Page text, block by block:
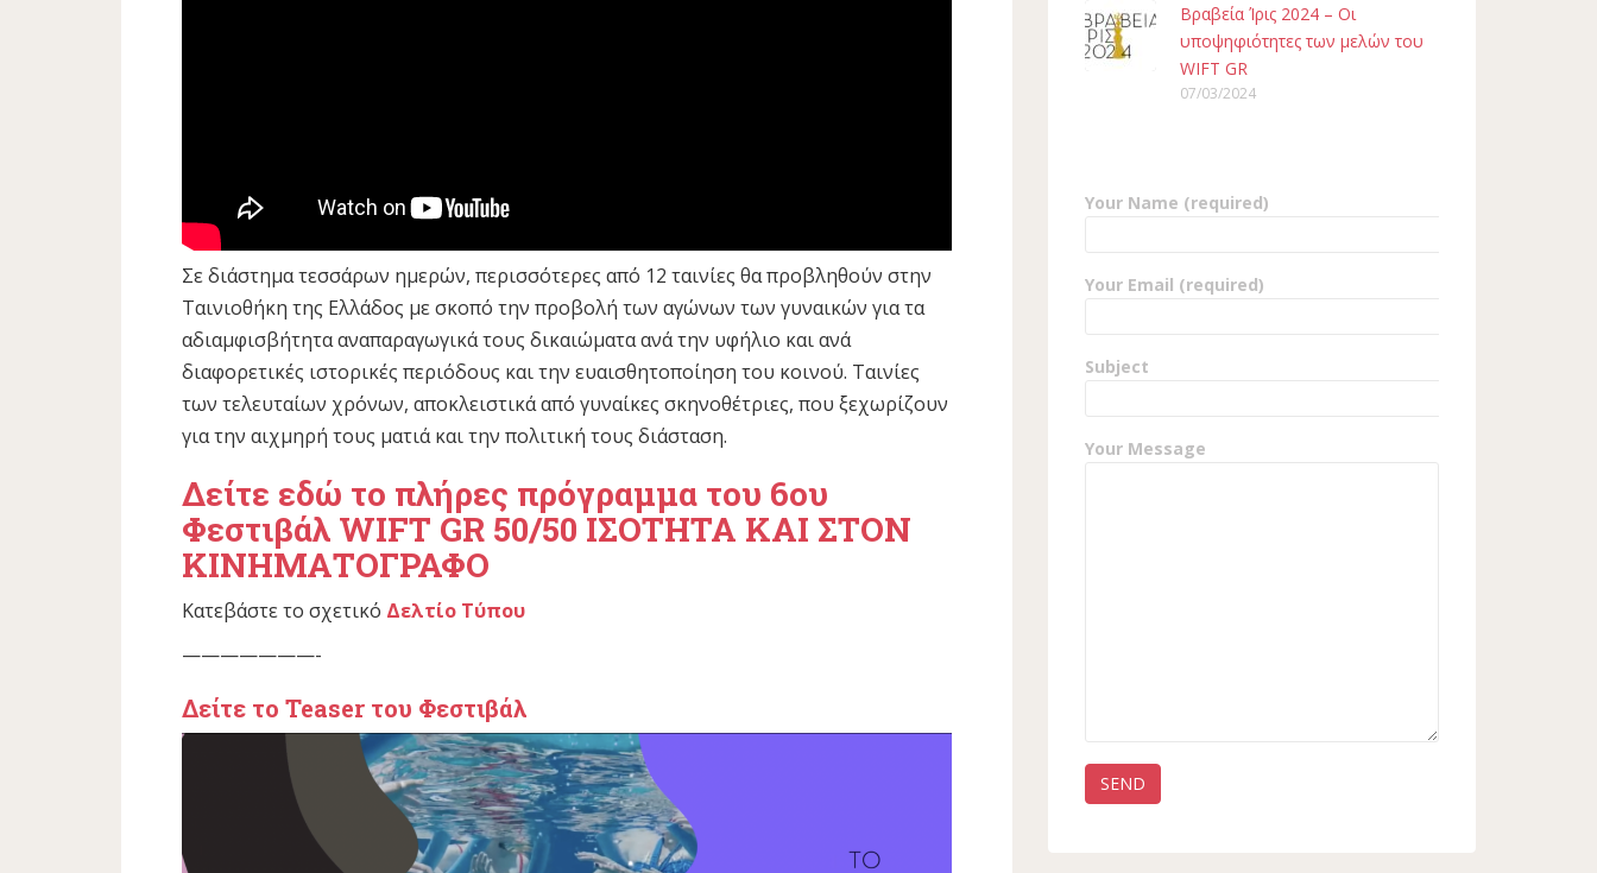
Σε διάστημα τεσσάρων ημερών, περισσότερες από 12 ταινίες θα προβληθούν στην
Ταινιοθήκη της Ελλάδος με σκοπό την προβολή των αγώνων των γυναικών για τα
αδιαμφισβήτητα αναπαραγωγικά τους δικαιώματα ανά την υφήλιο και ανά
διαφορετικές ιστορικές περιόδους και την ευαισθητοποίηση του κοινού. Ταινίες
των τελευταίων χρόνων, αποκλειστικά από γυναίκες σκηνοθέτριες, που ξεχωρίζουν
για την αιχμηρή τους ματιά και την πολιτική τους διάσταση.
Δείτε εδώ το πλήρες πρόγραμμα του 6ου
Φεστιβάλ WIFT GR 50/50 ΙΣΟΤΗΤΑ ΚΑΙ ΣΤΟΝ
ΚΙΝΗΜΑΤΟΓΡΑΦΟ
Κατεβάστε το σχετικό Δελτίο Τύπου
———————-
Δείτε το Teaser του Φεστιβάλ
Βραβεία Ίρις 2024 – Οι
υποψηφιότητες των μελών του
WIFT GR
07/03/2024
Your Name (required)
Your Email (required)
Subject
Your Message